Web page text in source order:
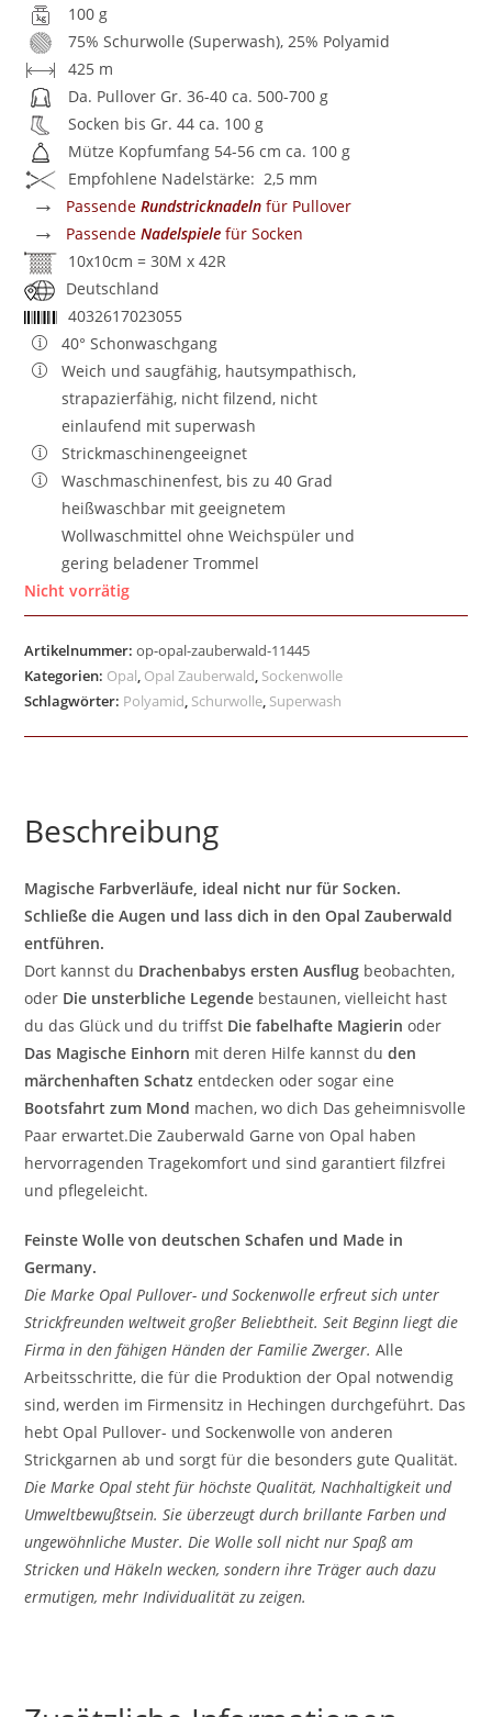
100 g
75% Schurwolle (Superwash), 25% Polyamid
425 m
Da. Pullover Gr. 36-40 ca. 500-700 g
Socken bis Gr. 44 ca. 100 g
Mütze Kopfumfang 54-56 cm ca. 100 g
Empfohlene Nadelstärke: 2,5 mm
→ PassendeRundstricknadeln für Pullover
→ PassendeNadelspiele für Socken
10x10cm = 30M x 42R
Deutschland
4032617023055
40° Schonwaschgang
Weich und saugfähig, hautsympathisch,
strapazierfähig, nicht filzend, nicht
einlaufend mit superwash
Strickmaschinengeeignet
Waschmaschinenfest, bis zu 40 Grad
heißwaschbar mit geeignetem
Wollwaschmittel ohne Weichspüler und
gering beladener Trommel
Nicht vorrätig
Artikelnummer:op-opal-zauberwald-11445
Kategorien: Opal, Opal Zauberwald, Sockenwolle
Schlagwörter: Polyamid, Schurwolle, Superwash
Beschreibung
Magische Farbverläufe, ideal nicht nur für Socken.
Schließe die Augen und lass dich in den Opal Zauberwald
entführen.
Dort kannst du Drachenbabys ersten Ausflug beobachten,
oder Die unsterbliche Legende bestaunen, vielleicht hast
du das Glück und du triffst Die fabelhafte Magierin oder
Das Magische Einhorn mit deren Hilfe kannst duden
märchenhaften Schatz entdecken oder sogar eine
Bootsfahrt zum Mond machen, wo dich Das geheimnisvolle
Paar erwartet.Die Zauberwald Garne von Opal haben
hervorragenden Tragekomfort und sind garantiert filzfrei
und pflegeleicht.
Feinste Wolle von deutschen Schafen und Made in
Germany.
Die Marke Opal Pullover- und Sockenwolle erfreut sich unter
Strickfreunden weltweit großer Beliebtheit. Seit Beginn liegt die
Firma in den fähigen Händen der Familie Zwerger. Alle
Arbeitsschritte, die für die Produktion der Opal notwendig
sind, werden im Firmensitz in Hechingen durchgeführt. Das
hebt Opal Pullover- und Sockenwolle von anderen
Strickgarnen ab und sorgt für die besonders gute Qualität.
Die Marke Opal steht für höchste Qualität, Nachhaltigkeit und
Umweltbewußtsein. Sie überzeugt durch brillante Farben und
ungewöhnliche Muster. Die Wolle soll nicht nur Spaß am
Stricken und Häkeln wecken, sondern ihre Träger auch dazu
ermutigen, mehr Individualität zu zeigen.